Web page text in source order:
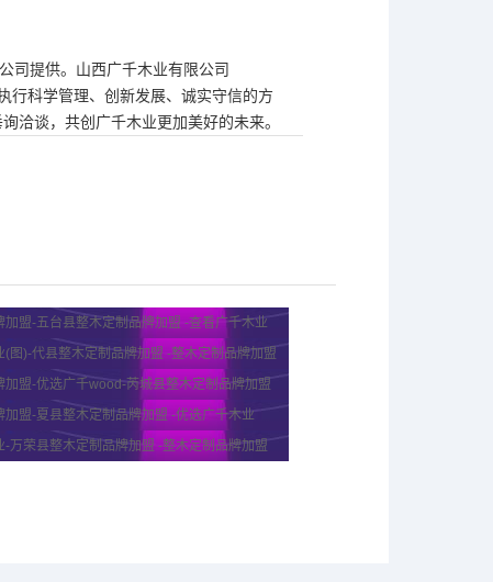
司提供。山西广千木业有限公司
行科学管理、创新发展、诚实守信的方
洽谈，共创广千木业更加美好的未来。
加盟-五台县整木定制品牌加盟 -查看广千木业
(图)-代县整木定制品牌加盟 -整木定制品牌加盟
加盟-优选广千wood-芮城县整木定制品牌加盟
加盟-夏县整木定制品牌加盟 -优选广千木业
-万荣县整木定制品牌加盟 -整木定制品牌加盟